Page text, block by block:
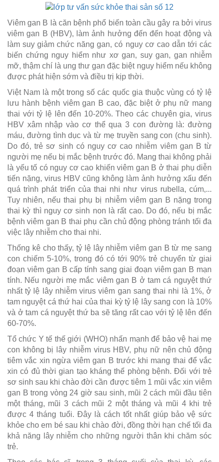
Viêm gan B là căn bệnh phổ biến toàn cầu gây ra bởi virus
viêm gan B (HBV), làm ảnh hưởng đến đến hoạt động và
làm suy giảm chức năng gan, có nguy cơ cao dẫn tới các
biến chứng nguy hiểm như xơ gan, suy gan, gan nhiễm
mỡ, thậm chí là ung thư gan đặc biệt nguy hiểm nếu không
được phát hiện sớm và điều trị kịp thời.
Việt Nam là một trong số các quốc gia thuộc vùng có tỷ lệ
lưu hành bệnh viêm gan B cao, đặc biệt ở phụ nữ mang
thai với tỷ lệ lên đến 10-20%. Theo các chuyên gia, virus
HBV xâm nhập vào cơ thể qua 3 con đường là: đường
máu, đường tình dục và từ mẹ truyền sang con (chu sinh).
Do đó, trẻ sơ sinh có nguy cơ cao nhiễm viêm gan B từ
người mẹ nếu bị mắc bệnh trước đó. Mang thai không phải
là yếu tố có nguy cơ cao khiến viêm gan B ở thai phụ diễn
tiến nặng, virus HBV cũng không làm ảnh hưởng xấu đến
quá trình phát triển của thai nhi như virus rubella, cúm,...
Tuy nhiên, nếu thai phụ bị nhiễm viêm gan B nặng trong
thai kỳ thì nguy cơ sinh non là rất cao. Do đó, nếu bị mắc
bệnh viêm gan B thai phụ cần chủ động phòng tránh tối đa
việc lây nhiễm cho thai nhi.
Thống kê cho thấy, tỷ lệ lây nhiễm viêm gan B từ mẹ sang
con chiếm 5-10%, trong đó có tới 90% trẻ chuyển từ giai
đoạn viêm gan B cấp tính sang giai đoạn viêm gan B mạn
tính. Nếu người mẹ mắc viêm gan B ở tam cá nguyệt thứ
nhất tỷ lệ lây nhiễm virus viêm gan sang thai nhi là 1%, ở
tam nguyệt cá thứ hai của thai kỳ tỷ lệ lây sang con là 10%
và ở tam cá nguyệt thứ ba sẽ tăng rất cao với tỷ lệ lên đến
60-70%.
Tổ chức Y tế thế giới (WHO) nhấn mạnh để bảo vệ hai mẹ
con không bị lây nhiễm virus HBV, phụ nữ nên chủ động
tiêm vắc xin ngừa viêm gan B trước khi mang thai để vắc
xin có đủ thời gian tạo kháng thể phòng bệnh. Đối với trẻ
sơ sinh sau khi chào đời cần được tiêm 1 mũi vắc xin viêm
gan B trong vòng 24 giờ sau sinh, mũi 2 cách mũi đầu tiên
một tháng, mũi 3 cách mũi 2 một tháng và mũi 4 khi trẻ
được 4 tháng tuổi. Đây là cách tốt nhất giúp bảo vệ sức
khỏe cho em bé sau khi chào đời, đồng thời hạn chế tối đa
khả năng lây nhiễm cho những người thân khi chăm sóc
trẻ.